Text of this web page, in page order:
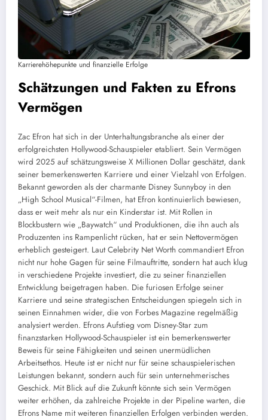
Karrierehöhepunkte und finanzielle Erfolge
Schätzungen und Fakten zu Efrons
Vermögen
Zac Efron hat sich in der Unterhaltungsbranche als einer der
erfolgreichsten Hollywood-Schauspieler etabliert. Sein Vermögen
wird 2025 auf schätzungsweise X Millionen Dollar geschätzt, dank
seiner bemerkenswerten Karriere und einer Vielzahl von Erfolgen.
Bekannt geworden als der charmante Disney Sunnyboy in den
„High School Musical“-Filmen, hat Efron kontinuierlich bewiesen,
dass er weit mehr als nur ein Kinderstar ist. Mit Rollen in
Blockbustern wie „Baywatch“ und Produktionen, die ihn auch als
Produzenten ins Rampenlicht rücken, hat er sein Nettovermögen
erheblich gesteigert. Laut Celebrity Net Worth commandiert Efron
nicht nur hohe Gagen für seine Filmauftritte, sondern hat auch klug
in verschiedene Projekte investiert, die zu seiner finanziellen
Entwicklung beigetragen haben. Die furiosen Erfolge seiner
Karriere und seine strategischen Entscheidungen spiegeln sich in
seinen Einnahmen wider, die von Forbes Magazine regelmäßig
analysiert werden. Efrons Aufstieg vom Disney-Star zum
finanzstarken Hollywood-Schauspieler ist ein bemerkenswerter
Beweis für seine Fähigkeiten und seinen unermüdlichen
Arbeitsethos. Heute ist er nicht nur für seine schauspielerischen
Leistungen bekannt, sondern auch für sein unternehmerisches
Geschick. Mit Blick auf die Zukunft könnte sich sein Vermögen
weiter erhöhen, da zahlreiche Projekte in der Pipeline warten, die
Efrons Name mit weiteren finanziellen Erfolgen verbinden werden.